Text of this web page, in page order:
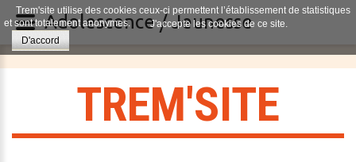
TREM'SITE
Trem'site utilise des cookies ceux-ci permettent l’établissement de statistiques
et sont totalement anonymes.
J'accepte les cookies de ce site.
D'accord
Adolescence / Jeunesse